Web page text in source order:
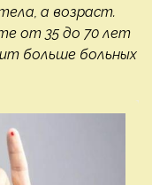
а возраст.
от 35 до 70 лет
больше больных